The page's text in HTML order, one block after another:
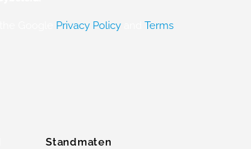
Privacy Policy
Terms
Standmaten